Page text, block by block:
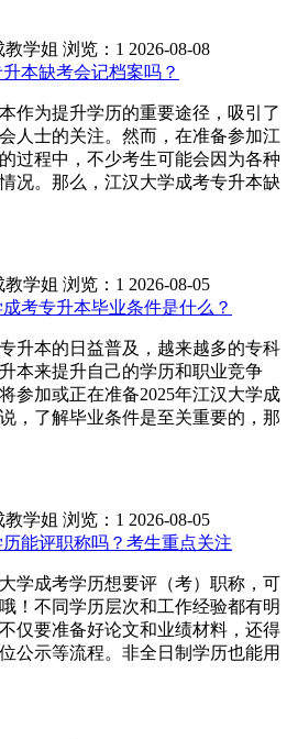
教学姐 浏览：1 2026-08-08
本缺考会记档案吗？
作为提升学历的重要途径，吸引了
人士的关注。然而，在准备参加江
过程中，不少考生可能会因为各种
况。那么，江汉大学成考专升本缺
教学姐 浏览：1 2026-08-05
考专升本毕业条件是什么？
升本的日益普及，越来越多的专科
本来提升自己的学历和职业竞争
参加或正在准备2025年江汉大学成
，了解毕业条件是至关重要的，那
教学姐 浏览：1 2026-08-05
能评职称吗？考生重点关注
成考学历想要评（考）职称，可
！不同学历层次和工作经验都有明
仅要准备好论文和业绩材料，还得
公示等流程。非全日制学历也能用